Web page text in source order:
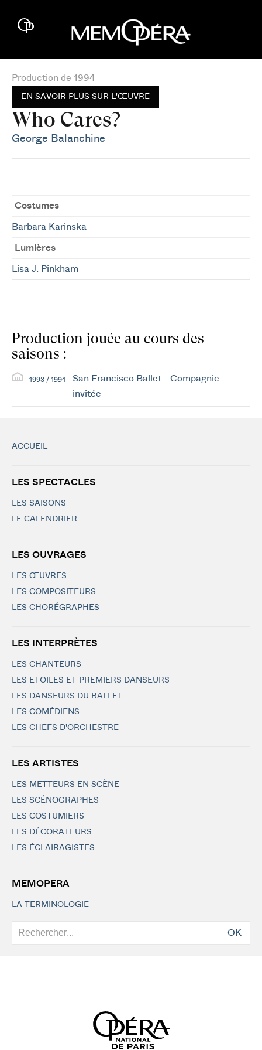
Production de 1994
EN SAVOIR PLUS SUR L'ŒUVRE
Who Cares?
George Balanchine
Costumes
Barbara Karinska
Lumières
Lisa J. Pinkham
Production jouée au cours des
saisons :
1993 / 1994
San Francisco Ballet - Compagnie
invitée
ACCUEIL
LES SPECTACLES
LES SAISONS
LE CALENDRIER
LES OUVRAGES
LES ŒUVRES
LES COMPOSITEURS
LES CHORÉGRAPHES
LES INTERPRÈTES
LES CHANTEURS
LES ETOILES ET PREMIERS DANSEURS
LES DANSEURS DU BALLET
LES COMÉDIENS
LES CHEFS D'ORCHESTRE
LES ARTISTES
LES METTEURS EN SCÈNE
LES SCÉNOGRAPHES
LES COSTUMIERS
LES DÉCORATEURS
LES ÉCLAIRAGISTES
MEMOPERA
LA TERMINOLOGIE
OK